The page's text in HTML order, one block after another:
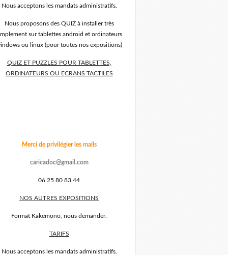
Nous acceptons les mandats administratifs.
Nous proposons des QUIZ à installer très
sur tablettes android et ordinateurs
ou linux (pour toutes nos expositions)
QUIZ ET PUZZLES POUR TABLETTES,
ORDINATEURS OU ECRANS TACTILES
Merci de privilégier les mails
caricadoc@gmail.com
06 25 80 83 44
NOS AUTRES EXPOSITIONS
Format Kakemono, nous demander.
TARIFS
Nous acceptons les mandats administratifs.